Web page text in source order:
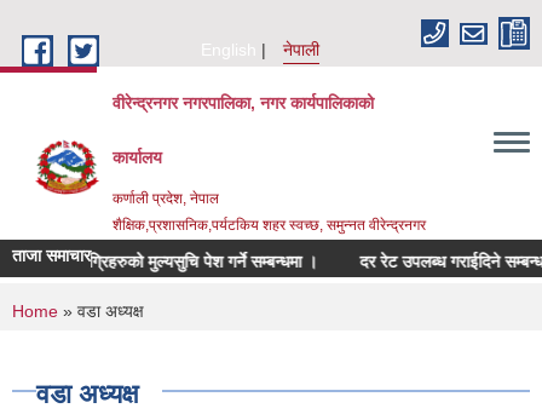
English
नेपाली
वीरेन्द्रनगर नगरपालिका, नगर कार्यपालिकाको
कार्यालय
कर्णाली प्रदेश, नेपाल
शैक्षिक,प्रशासनिक,पर्यटकिय शहर स्वच्छ, समुन्नत वीरेन्द्रनगर
ताजा समाचार
सामाग्रिहरुको मुल्यसुचि पेश गर्ने सम्बन्धमा । दर रेट उपलब्ध गराईदिने सम्बन्धमा ।
You are here
Home » वडा अध्यक्ष
वडा अध्यक्ष